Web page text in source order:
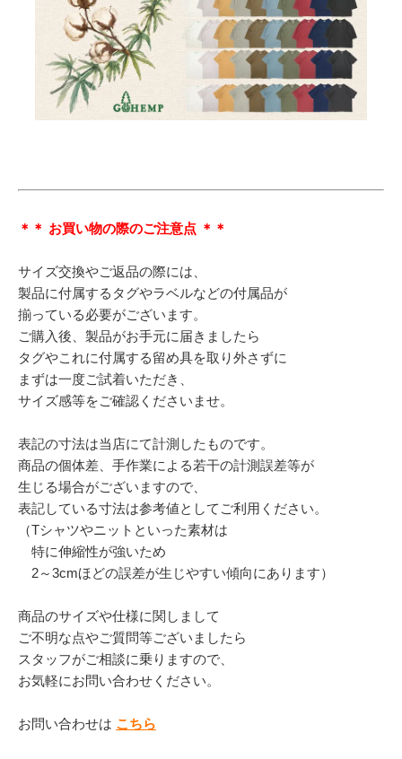
＊＊ お買い物の際のご注意点 ＊＊
サイズ交換やご返品の際には、
製品に付属するタグやラベルなどの付属品が
揃っている必要がございます。
ご購入後、製品がお手元に届きましたら
タグやこれに付属する留め具を取り外さずに
まずは一度ご試着いただき、
サイズ感等をご確認くださいませ。
表記の寸法は当店にて計測したものです。
商品の個体差、手作業による若干の計測誤差等が
生じる場合がございますので、
表記している寸法は参考値としてご利用ください。
（Tシャツやニットといった素材は
特に伸縮性が強いため
2～3cmほどの誤差が生じやすい傾向にあります）
商品のサイズや仕様に関しまして
ご不明な点やご質問等ございましたら
スタッフがご相談に乗りますので、
お気軽にお問い合わせください。
お問い合わせは こちら